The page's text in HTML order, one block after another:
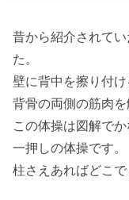
昔から紹介されて
た。
壁に背中を擦り付
背骨の両側の筋肉を
この体操は図解で
一押しの体操です。
柱さえあればどこで